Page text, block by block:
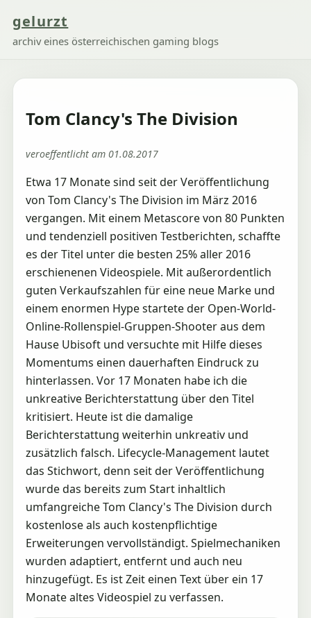
gelurzt
archiv eines österreichischen gaming blogs
Tom Clancy's The Division
veroeffentlicht am 01.08.2017
Etwa 17 Monate sind seit der Veröffentlichung
von Tom Clancy's The Division im März 2016
vergangen. Mit einem Metascore von 80 Punkten
und tendenziell positiven Testberichten, schaffte
es der Titel unter die besten 25% aller 2016
erschienenen Videospiele. Mit außerordentlich
guten Verkaufszahlen für eine neue Marke und
einem enormen Hype startete der Open-World-
Online-Rollenspiel-Gruppen-Shooter aus dem
Hause Ubisoft und versuchte mit Hilfe dieses
Momentums einen dauerhaften Eindruck zu
hinterlassen. Vor 17 Monaten habe ich die
unkreative Berichterstattung über den Titel
kritisiert. Heute ist die damalige
Berichterstattung weiterhin unkreativ und
zusätzlich falsch. Lifecycle-Management lautet
das Stichwort, denn seit der Veröffentlichung
wurde das bereits zum Start inhaltlich
umfangreiche Tom Clancy's The Division durch
kostenlose als auch kostenpflichtige
Erweiterungen vervollständigt. Spielmechaniken
wurden adaptiert, entfernt und auch neu
hinzugefügt. Es ist Zeit einen Text über ein 17
Monate altes Videospiel zu verfassen.